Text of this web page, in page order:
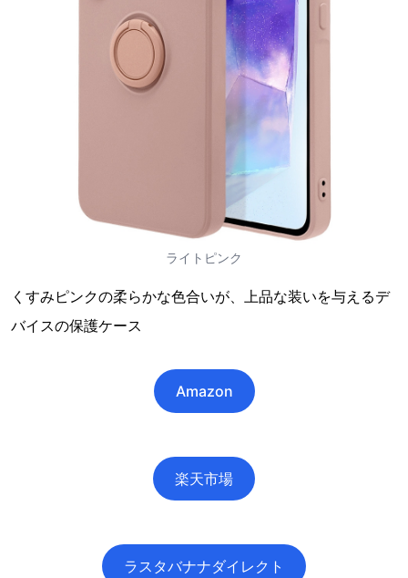
ライトピンク
くすみピンクの柔らかな色合いが、上品な装いを与えるデ
バイスの保護ケース
Amazon
楽天市場
ラスタバナナダイレクト